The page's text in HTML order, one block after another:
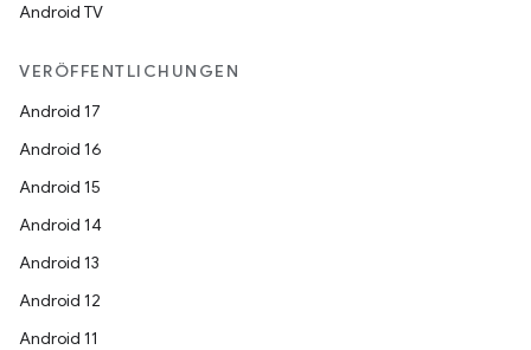
Android TV
VERÖFFENTLICHUNGEN
Android 17
Android 16
Android 15
Android 14
Android 13
Android 12
Android 11